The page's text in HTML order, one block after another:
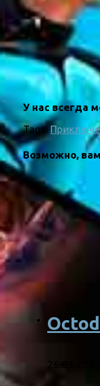
У нас всегда
Tags:
Возможно,
26.03.2021